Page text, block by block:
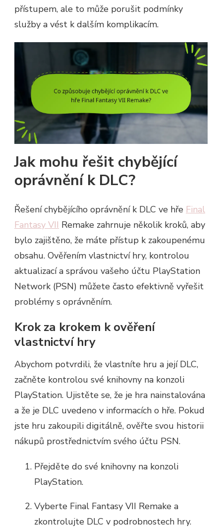
přístupem, ale to může porušit podmínky
služby a vést k dalším komplikacím.
Jak mohu řešit chybějící
oprávnění k DLC?
Řešení chybějícího oprávnění k DLC ve hře Final
Fantasy VII Remake zahrnuje několik kroků, aby
bylo zajištěno, že máte přístup k zakoupenému
obsahu. Ověřením vlastnictví hry, kontrolou
aktualizací a správou vašeho účtu PlayStation
Network (PSN) můžete často efektivně vyřešit
problémy s oprávněním.
Krok za krokem k ověření
vlastnictví hry
Abychom potvrdili, že vlastníte hru a její DLC,
začněte kontrolou své knihovny na konzoli
PlayStation. Ujistěte se, že je hra nainstalována
a že je DLC uvedeno v informacích o hře. Pokud
jste hru zakoupili digitálně, ověřte svou historii
nákupů prostřednictvím svého účtu PSN.
Přejděte do své knihovny na konzoli
PlayStation.
Vyberte Final Fantasy VII Remake a
zkontrolujte DLC v podrobnostech hry.